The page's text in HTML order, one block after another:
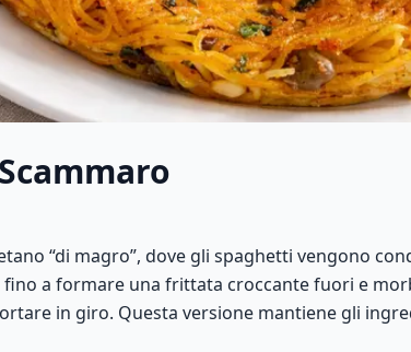
“di magro”, dove gli spaghetti vengono
a formare una frittata croccante fuori e
in giro. Questa versione mantiene gli